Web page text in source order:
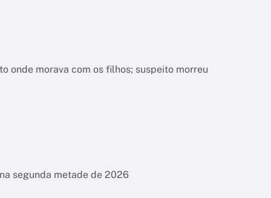
onde morava com os filhos; suspeito morreu
segunda metade de 2026